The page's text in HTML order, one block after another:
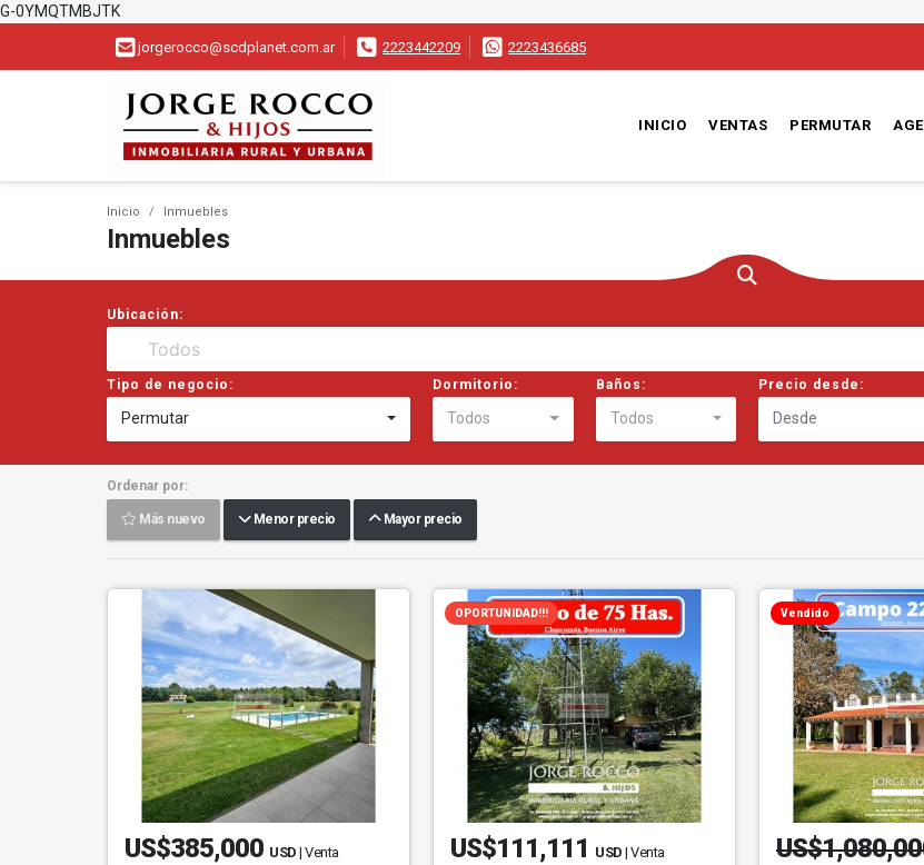
G-0YMQTMBJTK
jorgerocco@scdplanet.com.ar 2223442209 2223436685
INICIO VENTAS PERMUTAR
Inicio Inmuebles
Inmuebles
Ubicación:
Tipo de negocio:
Permutar
Dormitorio:
Todos
Baños:
Todos
Precio desde:
Ordenar por:
Más nuevo Menor precio Mayor precio
US$385,000 USD | Venta
OPORTUNIDAD!!!
US$111,111 USD | Venta
Vendido